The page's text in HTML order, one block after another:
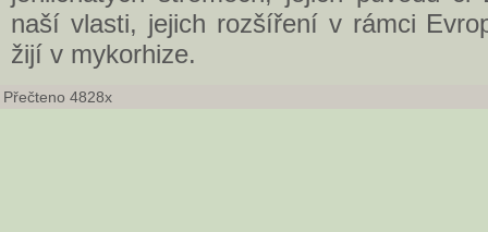
naší vlasti, jejich rozšíření v rámci
žijí v mykorhize.
Přečteno 4828x